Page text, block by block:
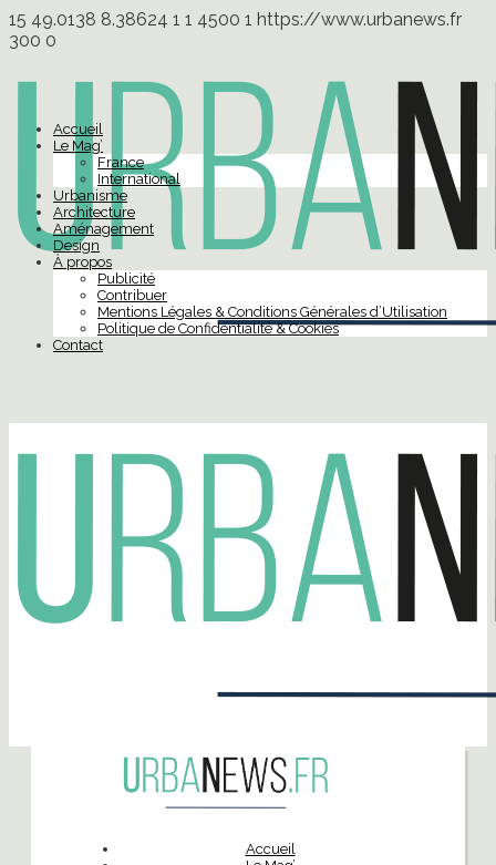
15 49.0138 8.38624 1 1 4500 1 https://www.urbanews.fr
300 0
Accueil
Le Mag’
France
International
Urbanisme
Architecture
Aménagement
Design
À propos
Publicité
Contribuer
Mentions Légales & Conditions Générales d’Utilisation
Politique de Confidentialité & Cookies
Contact
Accueil